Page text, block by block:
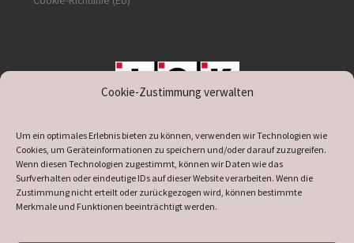
Cookie-Zustimmung verwalten
Um ein optimales Erlebnis bieten zu können, verwenden wir Technologien wie
Cookies, um Geräteinformationen zu speichern und/oder darauf zuzugreifen.
Wenn diesen Technologien zugestimmt, können wir Daten wie das
Surfverhalten oder eindeutige IDs auf dieser Website verarbeiten. Wenn die
Zustimmung nicht erteilt oder zurückgezogen wird, können bestimmte
Merkmale und Funktionen beeinträchtigt werden.
supported by DÖ